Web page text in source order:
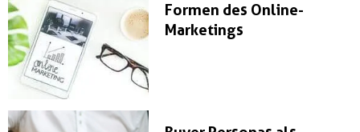
Formen des Online-
Marketings